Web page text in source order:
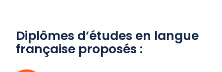
Diplômes d’études en langue
française proposés : ​